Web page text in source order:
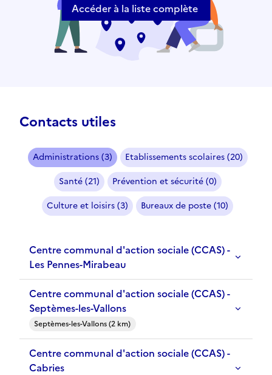
Accéder à la liste complète
Contacts utiles
Administrations (3)
Etablissements scolaires (20)
Santé (21)
Prévention et sécurité (0)
Culture et loisirs (3)
Bureaux de poste (10)
Centre communal d'action sociale (CCAS) -
Les Pennes-Mirabeau
Centre communal d'action sociale (CCAS) -
Septèmes-les-Vallons
Septèmes-les-Vallons (2 km)
Centre communal d'action sociale (CCAS) -
Cabries